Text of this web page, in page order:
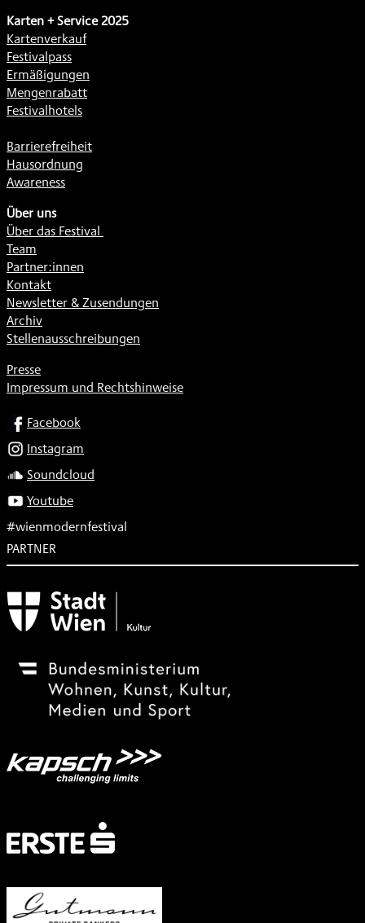
Karten + Service 2025
Kartenverkauf
Festivalpass
Ermäßigungen
Mengenrabatt
Festivalhotels
Barrierefreiheit
Hausordnung
Awareness
Über uns
Über das Festival
Team
Partner:innen
Kontakt
Newsletter & Zusendungen
Archiv
Stellenausschreibungen
Presse
Impressum und Rechtshinweise
SOCIALFacebook
Instagram
Soundcloud
Youtube
#wienmodernfestival
PARTNER
Subventionsgeber